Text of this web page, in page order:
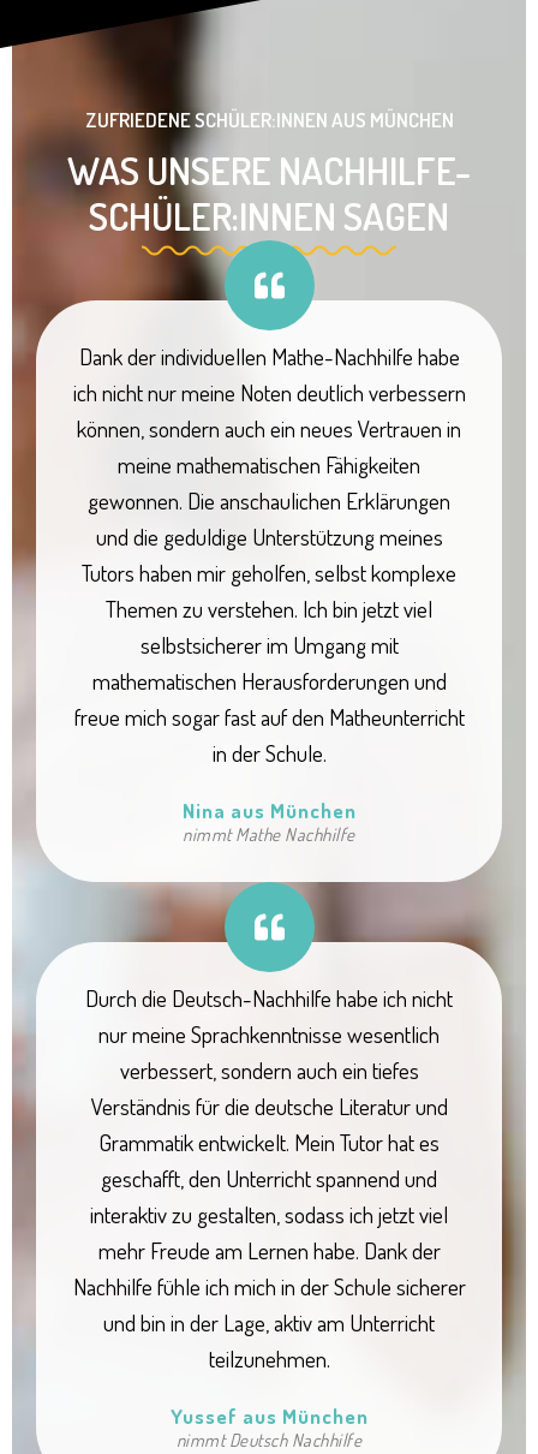
ZUFRIEDENE SCHÜLER:INNEN AUS MÜNCHEN
WAS UNSERE NACHHILFE-
SCHÜLER:INNEN SAGEN
Dank der individuellen Mathe-Nachhilfe habe
ich nicht nur meine Noten deutlich verbessern
können, sondern auch ein neues Vertrauen in
meine mathematischen Fähigkeiten
gewonnen. Die anschaulichen Erklärungen
und die geduldige Unterstützung meines
Tutors haben mir geholfen, selbst komplexe
Themen zu verstehen. Ich bin jetzt viel
selbstsicherer im Umgang mit
mathematischen Herausforderungen und
freue mich sogar fast auf den Matheunterricht
in der Schule.
Nina aus München
nimmt Mathe Nachhilfe
Durch die Deutsch-Nachhilfe habe ich nicht
nur meine Sprachkenntnisse wesentlich
verbessert, sondern auch ein tiefes
Verständnis für die deutsche Literatur und
Grammatik entwickelt. Mein Tutor hat es
geschafft, den Unterricht spannend und
interaktiv zu gestalten, sodass ich jetzt viel
mehr Freude am Lernen habe. Dank der
Nachhilfe fühle ich mich in der Schule sicherer
und bin in der Lage, aktiv am Unterricht
teilzunehmen.
Yussef aus München
nimmt Deutsch Nachhilfe